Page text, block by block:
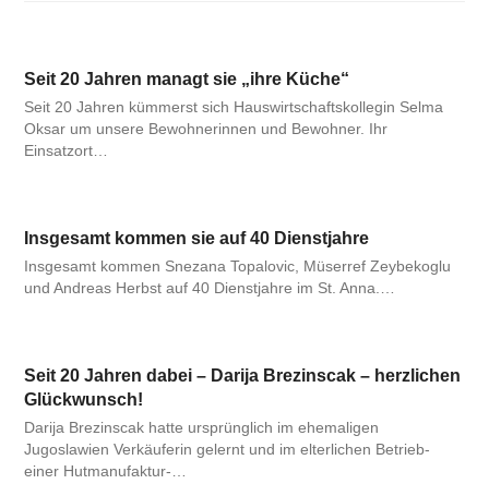
Seit 20 Jahren managt sie „ihre Küche“
Seit 20 Jahren kümmerst sich Hauswirtschaftskollegin Selma
Oksar um unsere Bewohnerinnen und Bewohner. Ihr
Einsatzort…
Insgesamt kommen sie auf 40 Dienstjahre
Insgesamt kommen Snezana Topalovic, Müserref Zeybekoglu
und Andreas Herbst auf 40 Dienstjahre im St. Anna.…
Seit 20 Jahren dabei – Darija Brezinscak – herzlichen
Glückwunsch!
Darija Brezinscak hatte ursprünglich im ehemaligen
Jugoslawien Verkäuferin gelernt und im elterlichen Betrieb-
einer Hutmanufaktur-…